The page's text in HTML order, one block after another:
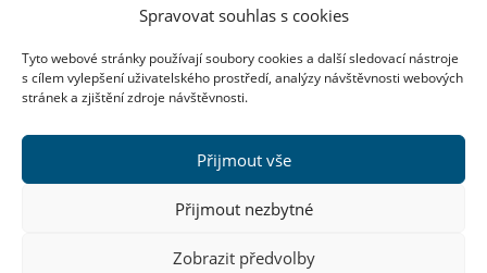
Spravovat souhlas s cookies
Tyto webové stránky používají soubory cookies a další sledovací nástroje
s cílem vylepšení uživatelského prostředí, analýzy návštěvnosti webových
stránek a zjištění zdroje návštěvnosti.
Přijmout vše
Přijmout nezbytné
Zobrazit předvolby
Filozofická fakulta
nám. Jana Palacha 1/2
116 38 Praha 1
DIČ: CZ00216208
Další kontakty